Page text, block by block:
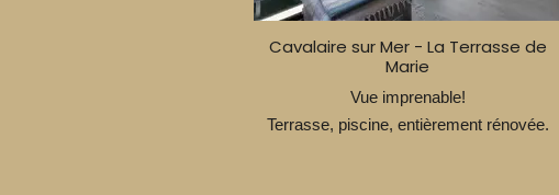
Cavalaire sur Mer - La Terrasse de
Marie
Vue imprenable!
Terrasse, piscine, entièrement rénovée.